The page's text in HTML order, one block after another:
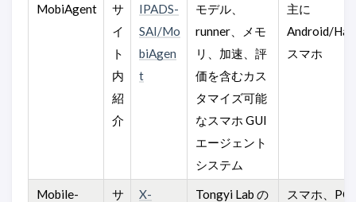
MobiAgent
サ
イ
ト
内
紹
介
IPADS-
SAI/Mo
biAgen
t
モデル、
runner、メモ
リ、加速、評
価を含むカス
タマイズ可能
なスマホ GUI
エージェント
システム
主に
Android/
スマホ
Mobile-
サ
X-
Tongyi Lab の
スマホ、PC